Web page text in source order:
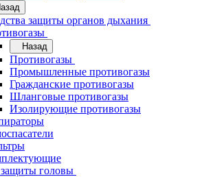
защиты органов дыхания
Назад
Противогазы
Промышленные противогазы
Гражданские противогазы
Шланговые противогазы
Изолирующие противогазы
головы